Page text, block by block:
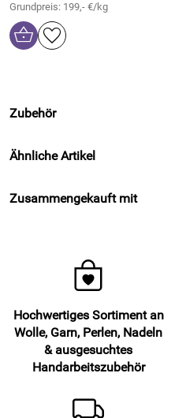
Grundpreis: 199,- €/kg
Zubehör
Ähnliche Artikel
Zusammengekauft mit
Hochwertiges Sortiment an
Wolle, Garn, Perlen, Nadeln
& ausgesuchtes
Handarbeitszubehör